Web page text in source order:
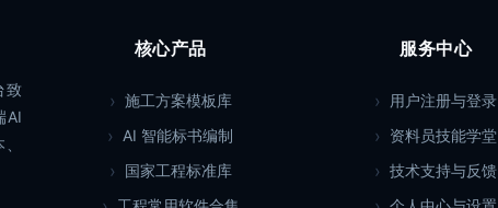
致
AI
核心产品
施工方案模板库
AI 智能标书编制
国家工程标准库
服务中心
用户注册与登录
资料员技能学堂
技术支持与反馈